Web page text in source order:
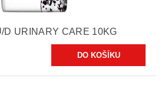
D URINARY CARE 10KG